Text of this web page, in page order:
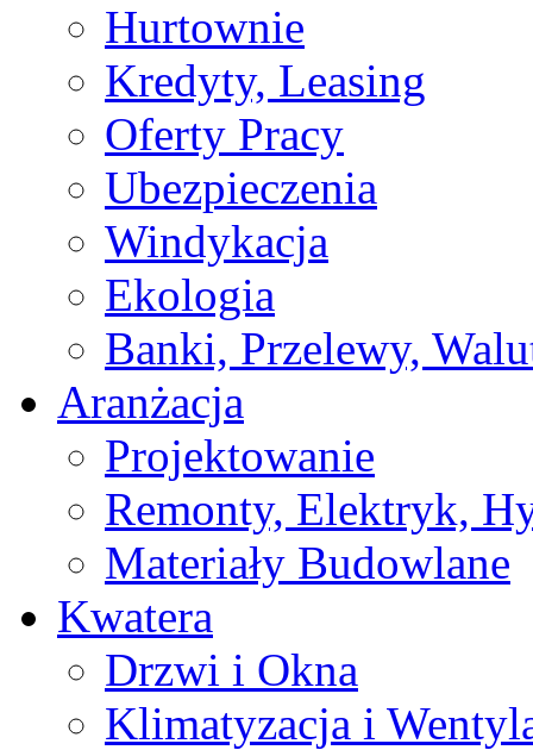
Hurtownie
Kredyty, Leasing
Oferty Pracy
Ubezpieczenia
Windykacja
Ekologia
Banki, Przelewy,
Aranżacja
Projektowanie
Remonty, Elektryk,
Materiały Budowlane
Kwatera
Drzwi i Okna
Klimatyzacja i